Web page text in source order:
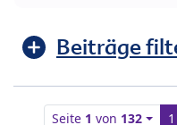
Beiträge
Seite 1 von 132 1